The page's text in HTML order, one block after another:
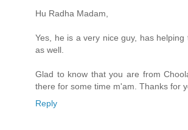
Hu Radha Madam,
Yes, he is a very nice guy, has
as well.
Glad to know that you are from
there for some time m'am. Thanks for
Reply